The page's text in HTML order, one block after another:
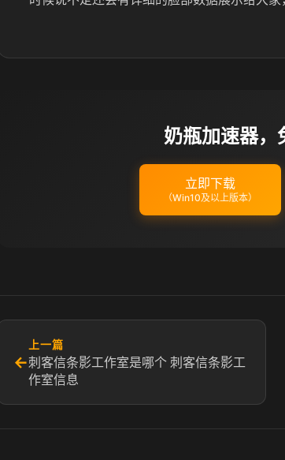
奶瓶加速器，
立即下载
（Win10及以上版本）
←
上一篇
刺客信条影工作室是哪个 刺客信条影工
作室信息